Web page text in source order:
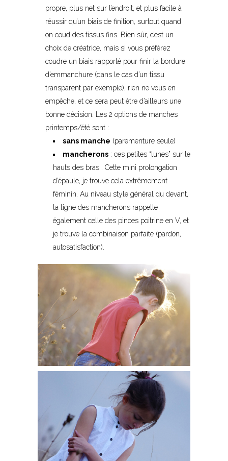
propre, plus net sur l’endroit, et plus facile à
réussir qu’un biais de finition, surtout quand
on coud des tissus fins. Bien sûr, c’est un
choix de créatrice, mais si vous préférez
coudre un biais rapporté pour finir la bordure
d’emmanchure (dans le cas d’un tissu
transparent par exemple), rien ne vous en
empêche, et ce sera peut être d’ailleurs une
bonne décision. Les 2 options de manches
printemps/été sont :
sans manche (parementure seule)
mancherons : ces petites “lunes” sur le
hauts des bras… Cette mini prolongation
d’épaule, je trouve cela extrêmement
féminin. Au niveau style général du devant,
la ligne des mancherons rappelle
également celle des pinces poitrine en V, et
je trouve la combinaison parfaite (pardon,
autosatisfaction).